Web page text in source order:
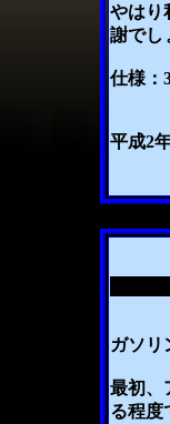
やはり
謝でし
仕様：
平成2
ガソリ
最初、
る程度